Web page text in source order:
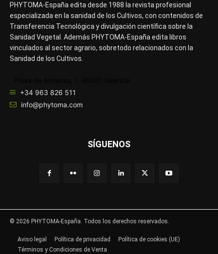
PHYTOMA-España edita desde 1988 la revista profesional
especializada en la sanidad de los Cultivos, con contenidos de
Transferencia Tecnológica y divulgación científica sobre la
Sanidad Vegetal. Además PHYTOMA-España edita libros
vinculados al sector agrario, sobretodo relacionados con la
Sanidad de los Cultivos.
+34 963 826 511
info@phytoma.com
SÍGUENOS
© 2026 PHYTOMA-España. Todos los derechos reservados.
Aviso legal Política de privacidad
Política de cookies (UE)
Términos y Condiciones de Venta